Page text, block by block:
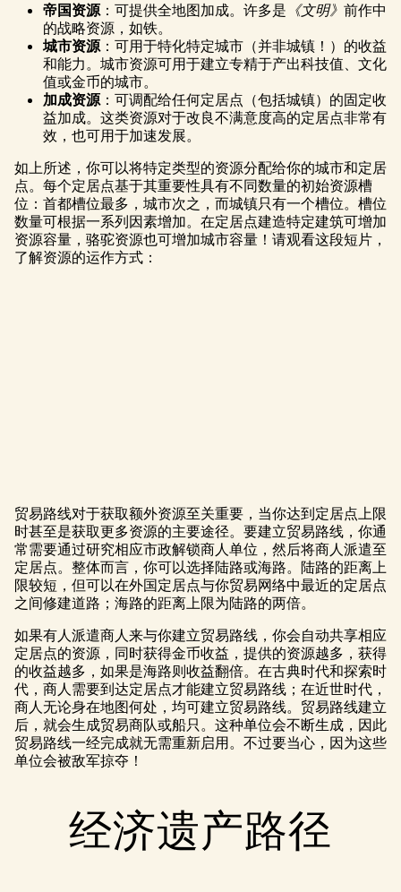
帝国资源：可提供全地图加成。许多是 《文明》 前作中
的战略资源，如铁。
城市资源：可用于特化特定城市（并非城镇！）的收益
和能力。城市资源可用于建立专精于产出科技值、文化
值或金币的城市。
加成资源：可调配给任何定居点（包括城镇）的固定收
益加成。这类资源对于改良不满意度高的定居点非常有
效，也可用于加速发展。
如上所述，你可以将特定类型的资源分配给你的城市和定居
点。每个定居点基于其重要性具有不同数量的初始资源槽
位：首都槽位最多，城市次之，而城镇只有一个槽位。槽位
数量可根据一系列因素增加。在定居点建造特定建筑可增加
资源容量，骆驼资源也可增加城市容量！请观看这段短片，
了解资源的运作方式：
A
c
c
e
p
t
&
P
贸易路线对于获取额外资源至关重要，当你达到定居点上限
时甚至是获取更多资源的主要途径。要建立贸易路线，你通
常需要通过研究相应市政解锁商人单位，然后将商人派遣至
定居点。整体而言，你可以选择陆路或海路。陆路的距离上
限较短，但可以在外国定居点与你贸易网络中最近的定居点
之间修建道路；海路的距离上限为陆路的两倍。
如果有人派遣商人来与你建立贸易路线，你会自动共享相应
定居点的资源，同时获得金币收益，提供的资源越多，获得
的收益越多，如果是海路则收益翻倍。在古典时代和探索时
代，商人需要到达定居点才能建立贸易路线；在近世时代，
商人无论身在地图何处，均可建立贸易路线。贸易路线建立
后，就会生成贸易商队或船只。这种单位会不断生成，因此
贸易路线一经完成就无需重新启用。不过要当心，因为这些
单位会被敌军掠夺！
经济遗产路径